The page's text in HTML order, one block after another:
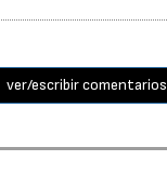
ver/escribir comentarios